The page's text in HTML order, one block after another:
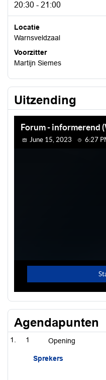
20:30 - 21:00
Locatie
Warnsveldzaal
Voorzitter
Martijn Siemes
Uitzending
Agendapunten
1 Opening
Sprekers